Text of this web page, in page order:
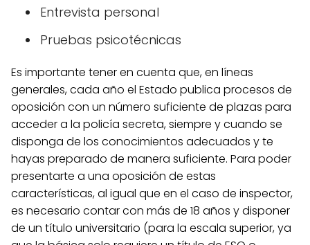
Entrevista personal
Pruebas psicotécnicas
Es importante tener en cuenta que, en líneas
generales, cada año el Estado publica procesos de
oposición con un número suficiente de plazas para
acceder a la policía secreta, siempre y cuando se
disponga de los conocimientos adecuados y te
hayas preparado de manera suficiente. Para poder
presentarte a una oposición de estas
características, al igual que en el caso de inspector,
es necesario contar con más de 18 años y disponer
de un título universitario (para la escala superior, ya